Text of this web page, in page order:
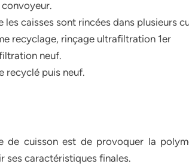
les caisses sont rincées dans plusieurs
recyclage, rinçage ultrafiltration 1er
neuf.
recyclé puis neuf.
de cuisson est de provoquer la
ses caractéristiques finales.